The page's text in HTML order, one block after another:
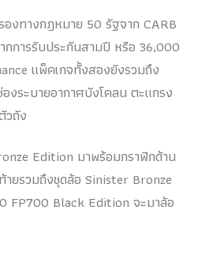
องทางกฎหมาย 50 รัฐจาก CARB
การรับประกันสามปี หรือ 36,000
แพ็คเกจทั้งสองยังรวมถึง
งระบายอากาศบังโคลน ตะแกรง
วถัง
Edition มาพร้อมกราฟิกด้าน
ยรวมถึงชุดล้อ Sinister Bronze
FP700 Black Edition จะมาล้อ